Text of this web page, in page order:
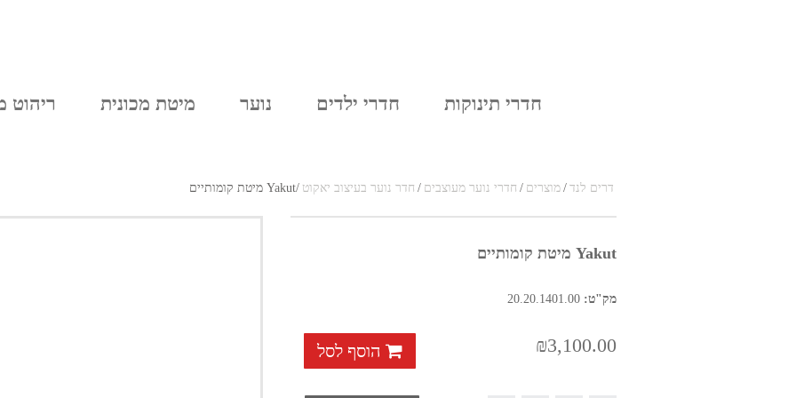
חדרי תינוקות חדרי ילדים נוער מיטת מכונית ריהוט
דרים לנד / מוצרים / חדרי נוער מעוצבים / חדר נוער בעיצוב יאקוט /Yakut מיטת קומותיים
Yakut מיטת קומותיים
מק"ט:
₪3,100.00 הוסף לסל